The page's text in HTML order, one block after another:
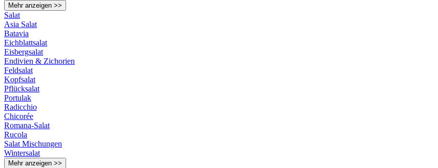
Mehr anzeigen >>
Salat
Asia Salat
Batavia
Eichblattsalat
Eisbergsalat
Endivien & Zichorien
Feldsalat
Kopfsalat
Pflücksalat
Portulak
Radicchio
Chicorée
Romana-Salat
Rucola
Salat Mischungen
Wintersalat
Mehr anzeigen >>